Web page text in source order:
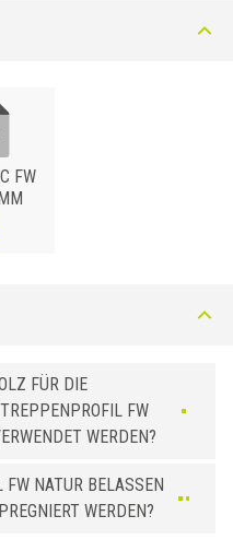
FW 100 RON
FW 125 RON
FW 150 RON
FW
FÜR DIE
FW
WERDEN?
NATUR BELASSEN
WERDEN?